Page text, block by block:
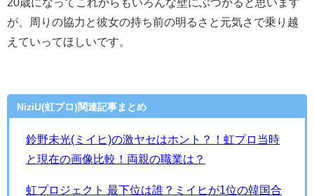
20歳になってこれからもいろんな壁にぶつかると思います
が、周りの協力と彼女の持ち前の明るさと元気さで乗り越
えていってほしいです。
NiziU(虹プロ)関連記事まとめ
鈴野未光(ミイヒ)の激ヤセはホント？！虹プロ当時
と現在の画像比較！両親の職業は？
虹プロジェクト 最下位は誰？ミイヒが1位の韓国合